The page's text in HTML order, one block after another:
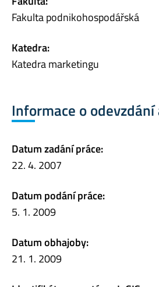
Fakulta podnikohospodářská
Katedra:
Katedra marketingu
Informace o odevzdání
Datum zadání práce:
22. 4. 2007
Datum podání práce:
5. 1. 2009
Datum obhajoby:
21. 1. 2009